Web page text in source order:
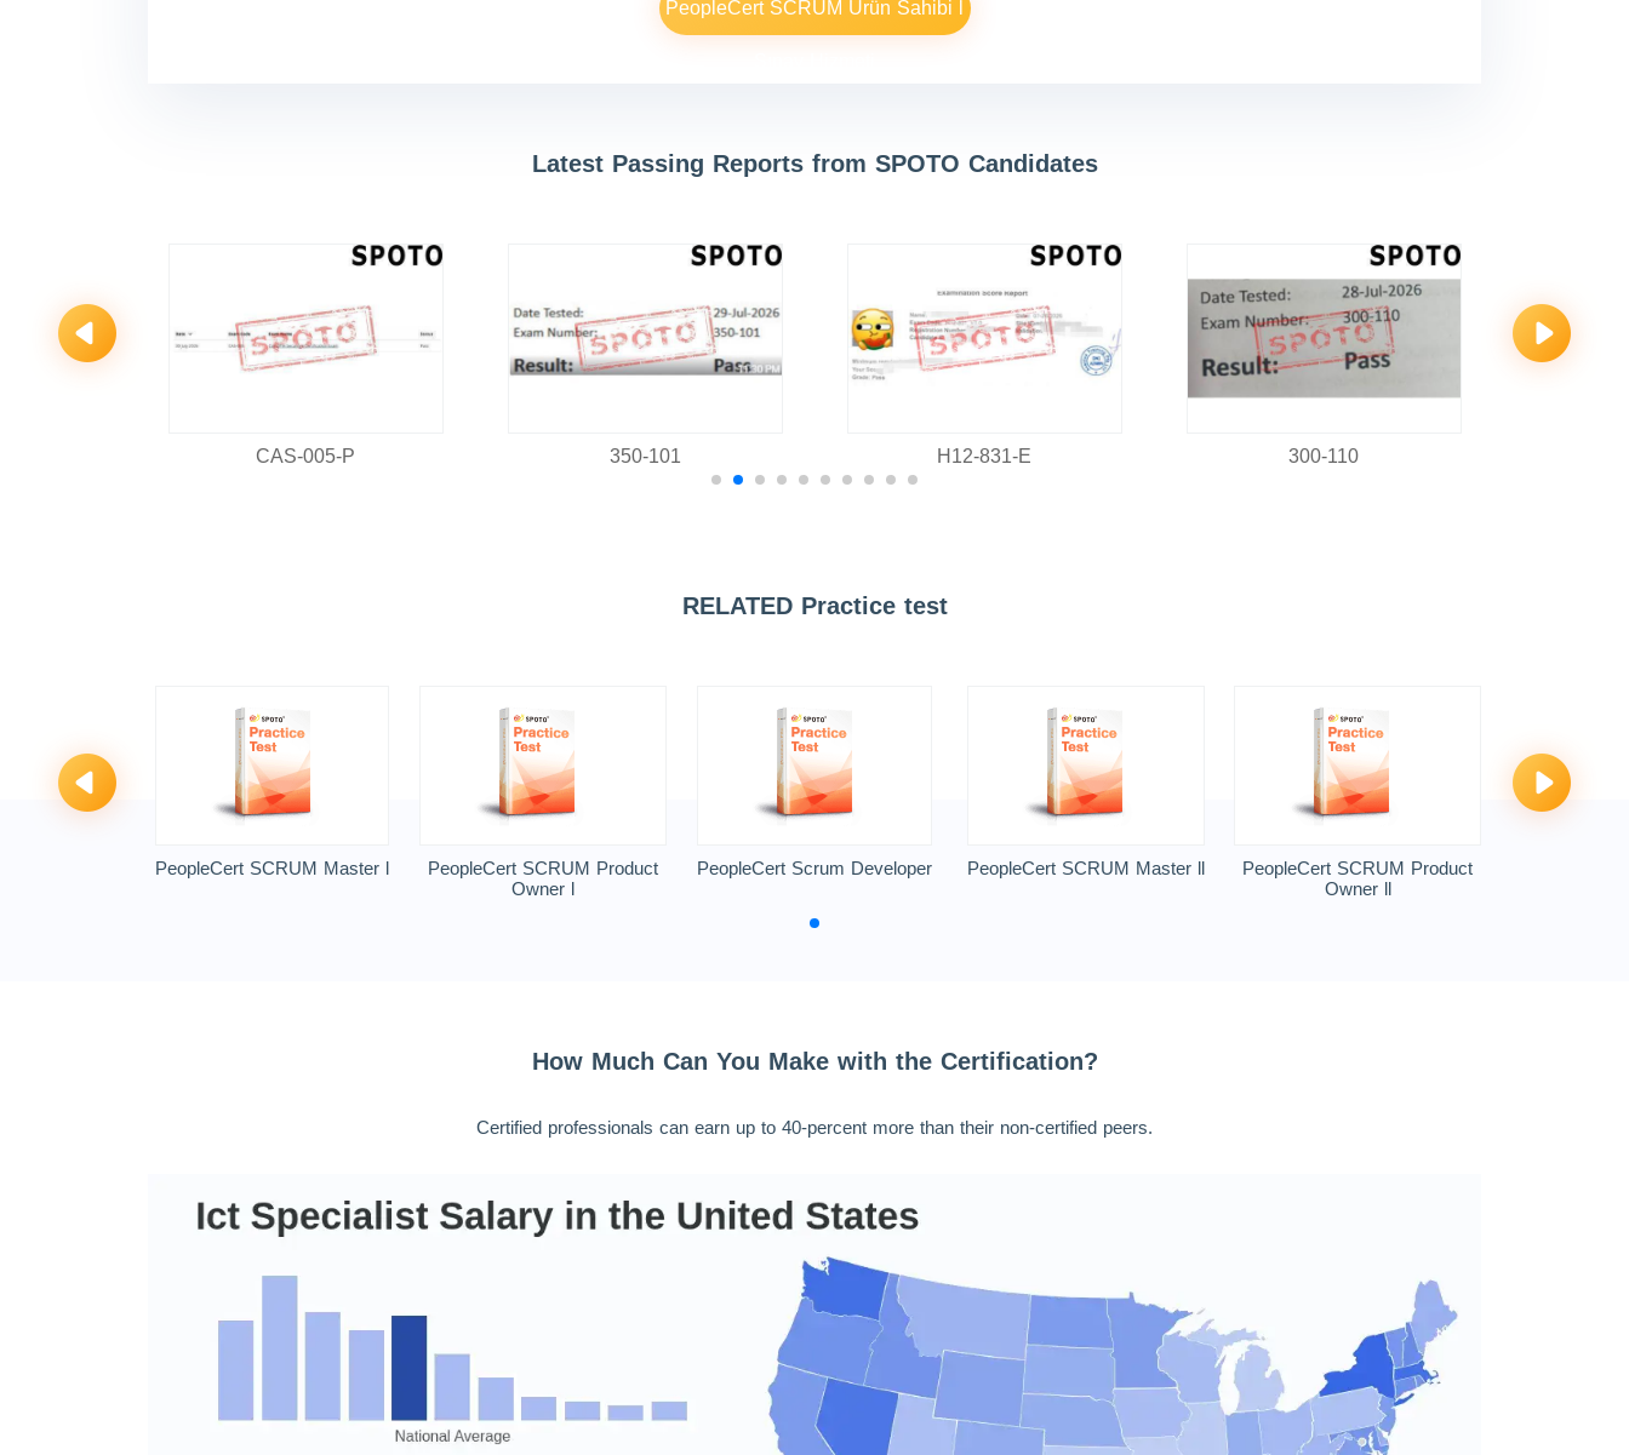
PeopleCert SCRUM Ürün Sahibi l
Latest Passing Reports from SPOTO Candidates
CAS-005-P 350-101 H12-831-E 300-110
RELATED Practice test
PeopleCert SCRUM Master l
PeopleCert SCRUM Product
Owner l
PeopleCert Scrum Developer PeopleCert SCRUM Master ll
PeopleCert SCRUM Product
Owner ll
How Much Can You Make with the Certification?
Certified professionals can earn up to 40-percent more than their non-certified peers.